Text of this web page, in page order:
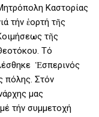
Καστορίας
τήν ἑορτή τῆς
τῆς
Τό
Ἑσπερινός
πόλης. Στόν
μας
τήν συμμετοχή